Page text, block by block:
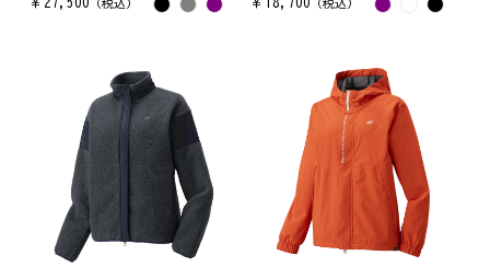
（税込） （税込）